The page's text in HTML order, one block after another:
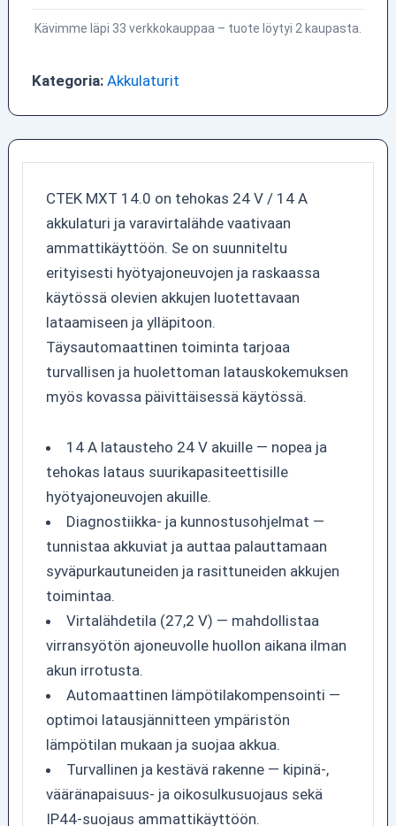
Kävimme läpi 33 verkkokauppaa – tuote löytyi 2 kaupasta.
Kategoria: Akkulaturit
CTEK MXT 14.0 on tehokas 24 V / 14 A
akkulaturi ja varavirtalähde vaativaan
ammattikäyttöön. Se on suunniteltu
erityisesti hyötyajoneuvojen ja raskaassa
käytössä olevien akkujen luotettavaan
lataamiseen ja ylläpitoon.
Täysautomaattinen toiminta tarjoaa
turvallisen ja huolettoman latauskokemuksen
myös kovassa päivittäisessä käytössä.
14 A latausteho 24 V akuille — nopea ja
tehokas lataus suurikapasiteettisille
hyötyajoneuvojen akuille.
Diagnostiikka- ja kunnostusohjelmat —
tunnistaa akkuviat ja auttaa palauttamaan
syväpurkautuneiden ja rasittuneiden akkujen
toimintaa.
Virtalähdetila (27,2 V) — mahdollistaa
virransyötön ajoneuvolle huollon aikana ilman
akun irrotusta.
Automaattinen lämpötilakompensointi —
optimoi latausjännitteen ympäristön
lämpötilan mukaan ja suojaa akkua.
Turvallinen ja kestävä rakenne — kipinä-,
vääränapaisuus- ja oikosulkusuojaus sekä
IP44-suojaus ammattikäyttöön.